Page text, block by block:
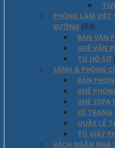
TIVI
PHÒNG LÀM
XƯỞNG (84)
BÀN VĂN
GHẾ VĂN
TỦ HỒ SƠ
SẢNH & PHÒNG
BÀN
GHẾ
GHẾ SOFA
KỆ TRANG
QUẦY LỄ
TỦ GIÀY
VÁCH NGĂN NHÀ